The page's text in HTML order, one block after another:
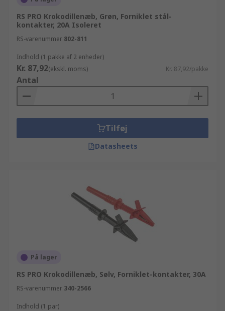
RS PRO Krokodillenæb, Grøn, Forniklet stål-
kontakter, 20A Isoleret
RS-varenummer 802-811
Indhold (1 pakke af 2 enheder)
Kr. 87,92(ekskl. moms) Kr. 87,92/pakke
Antal
Tilføj
Datasheets
På lager
RS PRO Krokodillenæb, Sølv, Forniklet-kontakter, 30A
RS-varenummer 340-2566
Indhold (1 par)